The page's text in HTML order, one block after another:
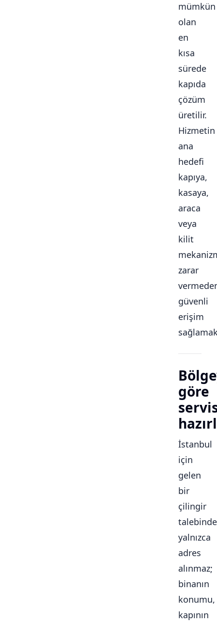
mümkün
olan
en
kısa
sürede
kapıda
çözüm
üretilir.
Hizmetin
ana
hedefi
kapıya,
kasaya,
araca
veya
kilit
zarar
güvenli
erişim
göre
İstanbul
için
gelen
bir
çilingir
talebinde
yalnızca
adres
alınmaz;
binanın
konumu,
kapının